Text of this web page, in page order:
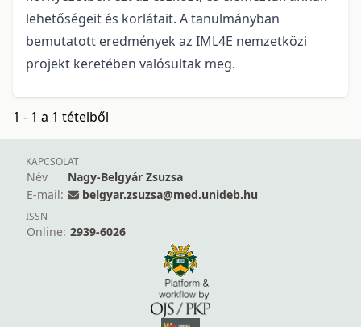
lehetőségeit és korlátait. A tanulmányban
bemutatott eredmények az IML4E nemzetközi
projekt keretében valósultak meg.
1 - 1 a 1 tételből
KAPCSOLAT
Név
Nagy-Belgyár Zsuzsa
E-mail:
belgyar.zsuzsa@med.unideb.hu
ISSN
Online: 2939-6026